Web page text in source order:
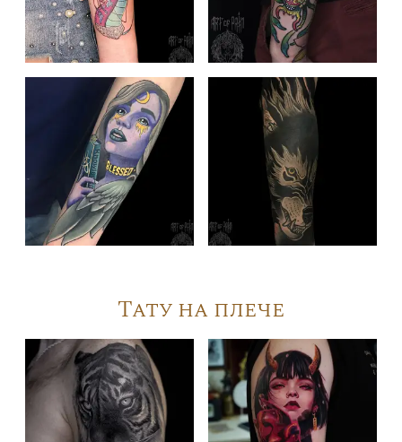
Тату на плече